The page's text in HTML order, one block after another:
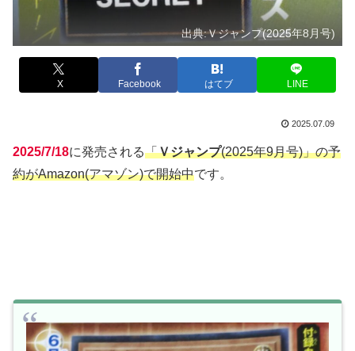
出典:Ｖジャンプ(2025年8月号)
X Facebook はてブ LINE
2025.07.09
2025/7/18に発売される「Ｖジャンプ(2025年9月号)」の予
約がAmazon(アマゾン)で開始中です。